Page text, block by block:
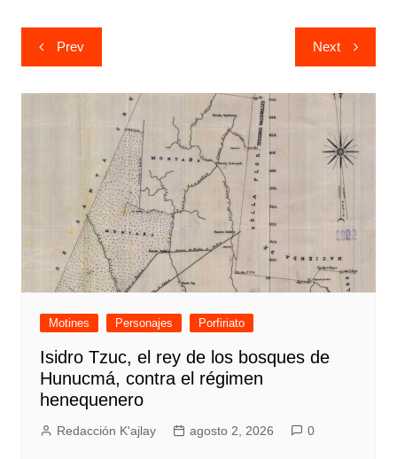
Navegación
de
entradas
Prev Next
Motines Personajes Porfiriato
Isidro Tzuc, el rey de los bosques de
Hunucmá, contra el régimen
henequenero
Redacción K'ajlay agosto 2, 2026 0